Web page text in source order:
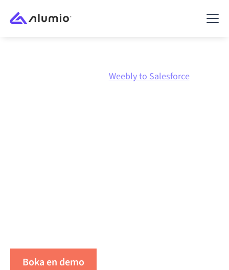
Weebly to Salesforce
Boka en demo